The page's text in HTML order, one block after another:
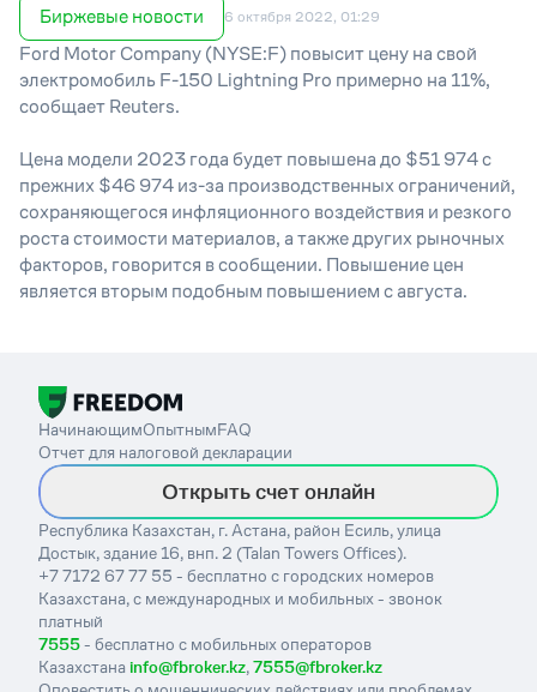
Биржевые новости 6 октября 2022, 01:29
Ford Motor Company (NYSE:F) повысит цену на свой
электромобиль F-150 Lightning Pro примерно на 11%,
сообщает Reuters.
Цена модели 2023 года будет повышена до $51 974 с
прежних $46 974 из-за производственных ограничений,
сохраняющегося инфляционного воздействия и резкого
роста стоимости материалов, а также других рыночных
факторов, говорится в сообщении. Повышение цен
является вторым подобным повышением с августа.
НачинающимОпытнымFAQ
Отчет для налоговой декларации
Открыть счет онлайн
Республика Казахстан, г. Астана, район Есиль, улица
Достык, здание 16, внп. 2 (Talan Towers Offices).
+7 7172 67 77 55 - бесплатно с городских номеров
Казахстана, с международных и мобильных - звонок
платный
7555- бесплатно с мобильных операторов
Казахстанаinfo@fbroker.kz,7555@fbroker.kz